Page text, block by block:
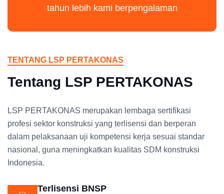
tahun lebih kami berpengalaman
TENTANG LSP PERTAKONAS
Tentang LSP PERTAKONAS
LSP PERTAKONAS merupakan lembaga sertifikasi
profesi sektor konstruksi yang terlisensi dan berperan
dalam pelaksanaan uji kompetensi kerja sesuai standar
nasional, guna meningkatkan kualitas SDM konstruksi
Indonesia.
Terlisensi BNSP